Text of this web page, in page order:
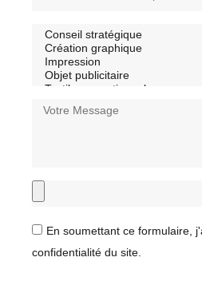
En soumettant ce formulaire,
confidentialité du site.